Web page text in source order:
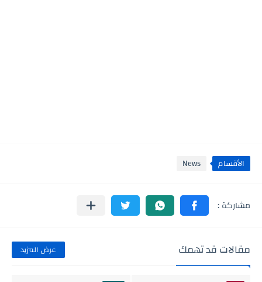
الأقسام News
مقالات قد تهمك عرض المزيد